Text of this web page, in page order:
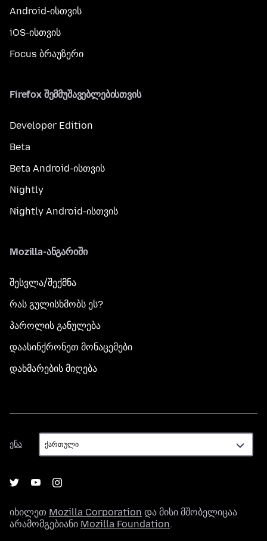
Android-ისთვის
iOS-ისთვის
Focus ბრაუზერი
Firefox შემმუშავებლებისთვის
Developer Edition
Beta
Beta Android-ისთვის
Nightly
Nightly Android-ისთვის
Mozilla-ანგარიში
შესვლა/შექმნა
რას გულისხმობს ეს?
პაროლის განულება
დაასინქრონეთ მონაცემები
დახმარების მიღება
ენა
ენა
იხილეთ Mozilla Corporation და მისი მშობელიცაა
არამომგებიანი Mozilla Foundation.